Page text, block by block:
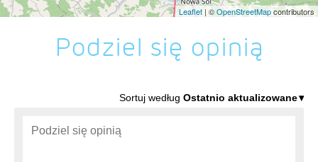
Leaflet | ©OpenStreetMapcontributors
Podziel się opinią